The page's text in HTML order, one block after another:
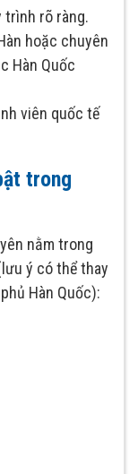
trình rõ ràng.
hoặc chuyên
Hàn Quốc
viên quốc tế
trong
nằm trong
ý có thể thay
Hàn Quốc):